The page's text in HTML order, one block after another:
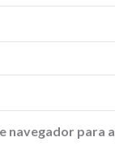
navegador para